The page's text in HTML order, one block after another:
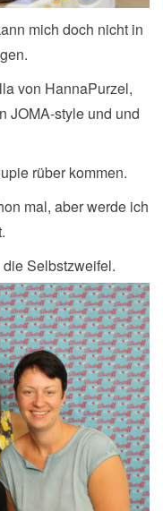
mich doch nicht in
von HannaPurzel,
JOMA-style und und
rüber kommen.
mal, aber werde ich
Selbstzweifel.